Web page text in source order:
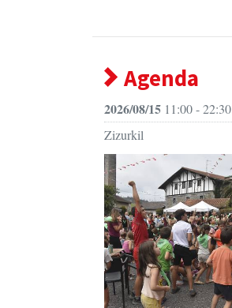
Agenda
2026/08/15 11:00 - 22:30
Zizurkil